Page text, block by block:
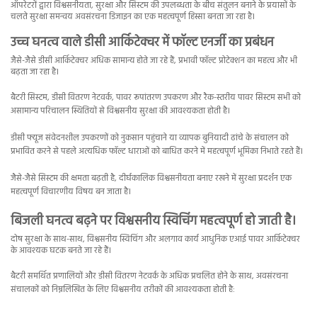
ऑपरेटरों द्वारा विश्वसनीयता, सुरक्षा और सिस्टम की उपलब्धता के बीच संतुलन बनाने के प्रयासों के
चलते सुरक्षा समन्वय अवसंरचना डिजाइन का एक महत्वपूर्ण हिस्सा बनता जा रहा है।
उच्च घनत्व वाले डीसी आर्किटेक्चर में फॉल्ट एनर्जी का प्रबंधन
जैसे-जैसे डीसी आर्किटेक्चर अधिक सामान्य होते जा रहे हैं, प्रभावी फॉल्ट प्रोटेक्शन का महत्व और भी
बढ़ता जा रहा है।
बैटरी सिस्टम, डीसी वितरण नेटवर्क, पावर रूपांतरण उपकरण और रैक-स्तरीय पावर सिस्टम सभी को
असामान्य परिचालन स्थितियों से विश्वसनीय सुरक्षा की आवश्यकता होती है।
डीसी फ्यूज संवेदनशील उपकरणों को नुकसान पहुंचाने या व्यापक बुनियादी ढांचे के संचालन को
प्रभावित करने से पहले अत्यधिक फॉल्ट धाराओं को बाधित करने में महत्वपूर्ण भूमिका निभाते रहते हैं।
जैसे-जैसे सिस्टम की क्षमता बढ़ती है, दीर्घकालिक विश्वसनीयता बनाए रखने में सुरक्षा प्रदर्शन एक
महत्वपूर्ण विचारणीय विषय बन जाता है।
बिजली घनत्व बढ़ने पर विश्वसनीय स्विचिंग महत्वपूर्ण हो जाती है।
दोष सुरक्षा के साथ-साथ, विश्वसनीय स्विचिंग और अलगाव कार्य आधुनिक एआई पावर आर्किटेक्चर
के आवश्यक घटक बनते जा रहे हैं।
बैटरी समर्थित प्रणालियों और डीसी वितरण नेटवर्क के अधिक प्रचलित होने के साथ, अवसंरचना
संचालकों को निम्नलिखित के लिए विश्वसनीय तरीकों की आवश्यकता होती है: